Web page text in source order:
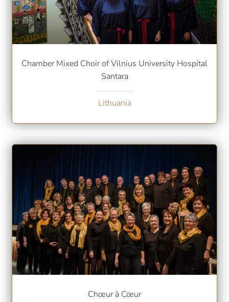
Chamber Mixed Choir of Vilnius University Hospital
Santara
Lithuania
Chœur à Cœur